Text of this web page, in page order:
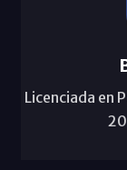
Licenciada en